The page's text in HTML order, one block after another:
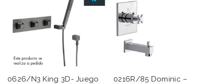
0626/N3 King 3D- Juego
0216R/85 Dominic –